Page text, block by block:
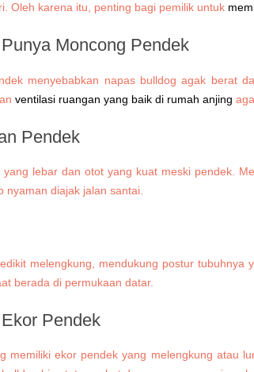
Oleh karena itu, penting bagi pemilik untuk
Moncong Pendek
menyebabkan napas bulldog agak berat
ventilasi ruangan yang baik di rumah anjing
Pendek
yang lebar dan otot yang kuat meski pendek.
nyaman diajak jalan santai.
melengkung, mendukung postur
berada di permukaan datar.
Ekor Pendek
memiliki ekor pendek yang melengkung atau